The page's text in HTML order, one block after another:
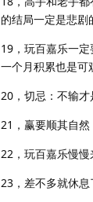
的结局一定是悲剧
19，玩百嘉乐一
一个月积累也是可
20，切忌：不输才
21，赢要顺其自
22，玩百嘉乐慢
23，差不多就休